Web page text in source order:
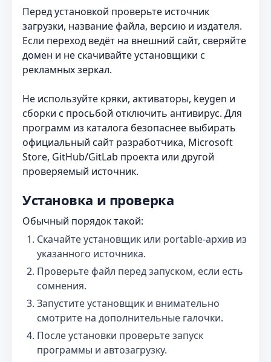
Перед установкой проверьте источник
загрузки, название файла, версию и издателя.
Если переход ведёт на внешний сайт, сверяйте
домен и не скачивайте установщики с
рекламных зеркал.
Не используйте кряки, активаторы, keygen и
сборки с просьбой отключить антивирус. Для
программ из каталога безопаснее выбирать
официальный сайт разработчика, Microsoft
Store, GitHub/GitLab проекта или другой
проверяемый источник.
Установка и проверка
Обычный порядок такой:
Скачайте установщик или portable-архив из
указанного источника.
Проверьте файл перед запуском, если есть
сомнения.
Запустите установщик и внимательно
смотрите на дополнительные галочки.
После установки проверьте запуск
программы и автозагрузку.